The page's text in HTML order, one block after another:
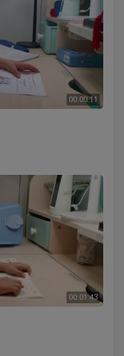
00:00:11
00:01:43